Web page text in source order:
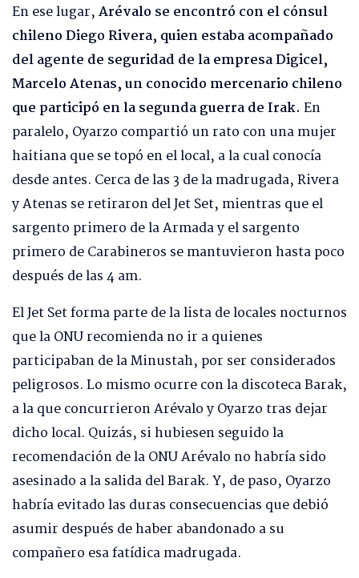
En ese lugar,Arévalo se encontró con el cónsul
chileno Diego Rivera, quien estaba acompañado
del agente de seguridad de la empresa Digicel,
Marcelo Atenas, un conocido mercenario chileno
que participó en la segunda guerra de Irak. En
paralelo, Oyarzo compartió un rato con una mujer
haitiana que se topó en el local, a la cual conocía
desde antes. Cerca de las 3 de la madrugada, Rivera
y Atenas se retiraron del Jet Set, mientras que el
sargento primero de la Armada y el sargento
primero de Carabineros se mantuvieron hasta poco
después de las 4 am.
El Jet Set forma parte de la lista de locales nocturnos
que la ONU recomienda no ir a quienes
participaban de la Minustah, por ser considerados
peligrosos. Lo mismo ocurre con la discoteca Barak,
a la que concurrieron Arévalo y Oyarzo tras dejar
dicho local. Quizás, si hubiesen seguido la
recomendación de la ONU Arévalo no habría sido
asesinado a la salida del Barak. Y, de paso, Oyarzo
habría evitado las duras consecuencias que debió
asumir después de haber abandonado a su
compañero esa fatídica madrugada.